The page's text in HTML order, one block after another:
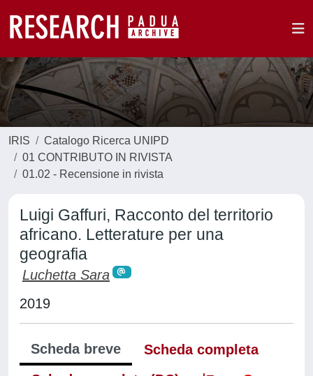
IRIS
Catalogo Ricerca UNIPD
01 CONTRIBUTO IN RIVISTA
01.02 - Recensione in rivista
Luigi Gaffuri, Racconto del territorio
africano. Letterature per una
geografia
Luchetta Sara
2019
Scheda breve
Scheda completa